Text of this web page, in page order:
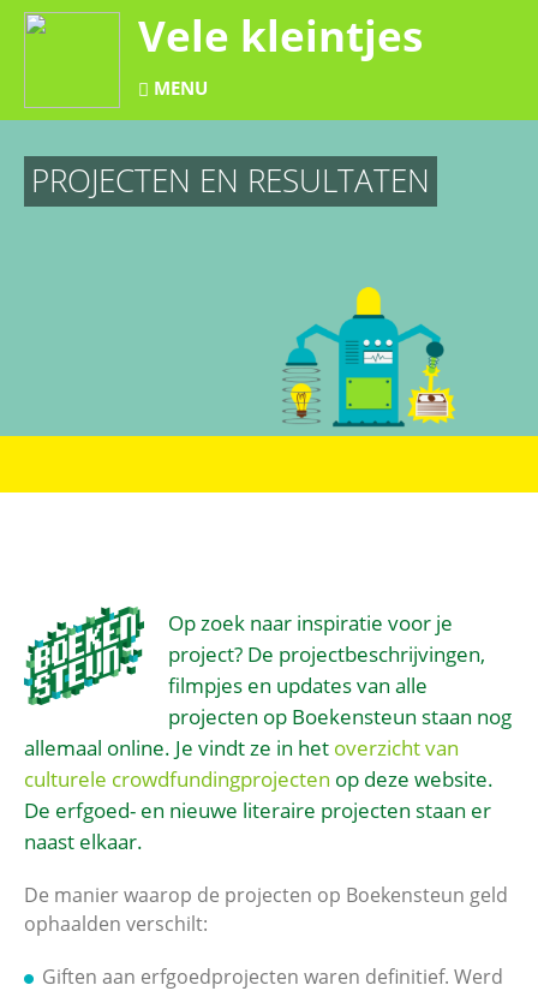
Vele kleintjes
MENU
PROJECTEN EN RESULTATEN
Op zoek naar inspiratie voor je
project? De projectbeschrijvingen,
filmpjes en updates van alle
projecten op Boekensteun staan nog
allemaal online. Je vindt ze in het overzicht van
culturele crowdfundingprojecten op deze website.
De erfgoed- en nieuwe literaire projecten staan er
naast elkaar.
De manier waarop de projecten op Boekensteun geld
ophaalden verschilt:
Giften aan erfgoedprojecten waren definitief. Werd